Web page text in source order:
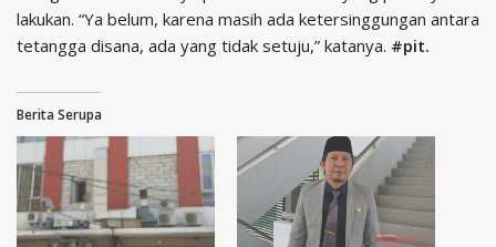
lakukan. “Ya belum, karena masih ada ketersinggungan antara
tetangga disana, ada yang tidak setuju,” katanya. #pit.
Berita Serupa